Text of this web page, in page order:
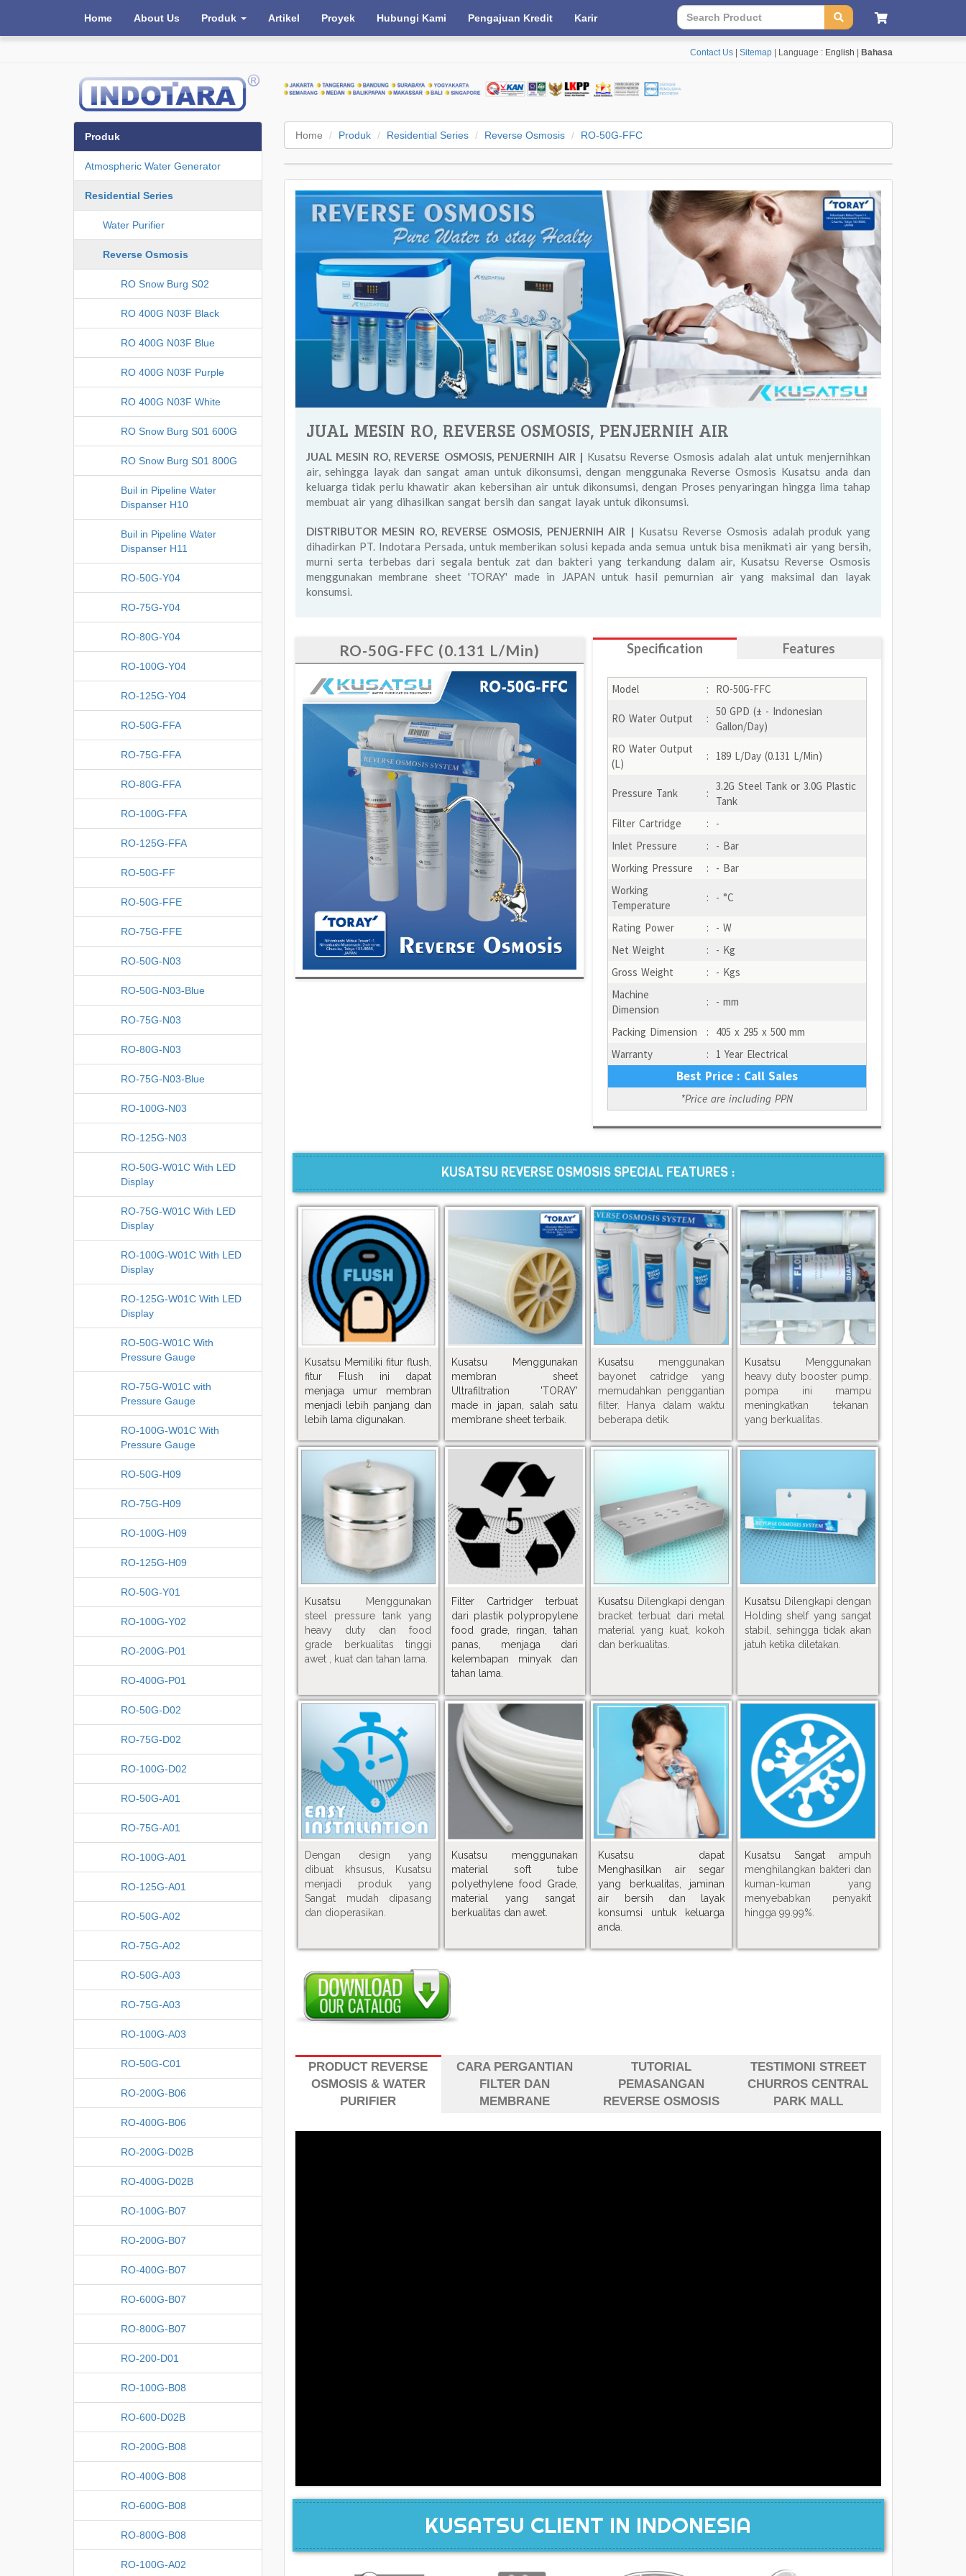
Contact Us Sitemap | Language : English Bahasa
Home About Us Produk Artikel Proyek Hubungi Kami Pengajuan Kredit Karir
Home Produk Residential Series Reverse Osmosis RO-50G-FFC
JUAL MESIN RO, REVERSE OSMOSIS, PENJERNIH AIR
JUAL MESIN RO, REVERSE OSMOSIS, PENJERNIH AIR | Kusatsu Reverse Osmosis adalah alat untuk menjernihkan
air, sehingga layak dan sangat aman untuk dikonsumsi, dengan menggunaka Reverse Osmosis Kusatsu anda dan
keluarga tidak perlu khawatir akan kebersihan air untuk dikonsumsi, dengan Proses penyaringan hingga lima tahap
membuat air yang dihasilkan sangat bersih dan sangat layak untuk dikonsumsi.
DISTRIBUTOR MESIN RO, REVERSE OSMOSIS, PENJERNIH AIR | Kusatsu Reverse Osmosis adalah produk yang
dihadirkan PT. Indotara Persada, untuk memberikan solusi kepada anda semua untuk bisa menikmati air yang bersih,
murni serta terbebas dari segala bentuk zat dan bakteri yang terkandung dalam air, Kusatsu Reverse Osmosis
menggunakan membrane sheet 'TORAY' made in JAPAN untuk hasil pemurnian air yang maksimal dan layak
konsumsi.
RO-50G-FFC (0.131 L/Min) Specification Features
Model : RO-50G-FFC
RO Water Output :
50 GPD (± - Indonesian
Gallon/Day)
RO Water Output
(L)
: 189 L/Day (0.131 L/Min)
Pressure Tank :
3.2G Steel Tank or 3.0G Plastic
Tank
Filter Cartridge
:
-
Inlet Pressure
:
- Bar
Working Pressure
:
- Bar
Working
Temperature
: - °C
Rating Power :
- W
Net Weight
:
- Kg
Gross Weight
:
- Kgs
Machine
Dimension
: - mm
Packing Dimension :
405 x 295 x 500 mm
Warranty
: 1 Year Electrical
Best Price : Call Sales
*Price are including PPN
KUSATSU REVERSE OSMOSIS SPECIAL FEATURES :
Kusatsu Memiliki fitur flush,
fitur Flush ini dapat
menjaga umur membran
menjadi lebih panjang dan
lebih lama digunakan.
Kusatsu Menggunakan
membran sheet
Ultrafiltration 'TORAY'
made in japan, salah satu
membrane sheet terbaik.
Kusatsu menggunakan
bayonet catridge yang
memudahkan penggantian
filter. Hanya dalam waktu
beberapa detik.
Kusatsu Menggunakan
heavy duty booster pump.
pompa ini mampu
meningkatkan tekanan
yang berkualitas.
Kusatsu Menggunakan
steel pressure tank yang
heavy duty dan food
grade berkualitas tinggi
awet , kuat dan tahan lama.
Filter Cartridger terbuat
dari plastik polypropylene
food grade, ringan, tahan
panas, menjaga dari
kelembapan minyak dan
tahan lama.
Kusatsu Dilengkapi dengan
bracket terbuat dari metal
material yang kuat, kokoh
dan berkualitas.
Kusatsu Dilengkapi dengan
Holding shelf yang sangat
stabil, sehingga tidak akan
jatuh ketika diletakan.
Dengan design yang
dibuat khsusus, Kusatsu
menjadi produk yang
Sangat mudah dipasang
dan dioperasikan.
Kusatsu menggunakan
material soft tube
polyethylene food Grade,
material yang sangat
berkualitas dan awet.
Kusatsu dapat
Menghasilkan air segar
yang berkualitas, jaminan
air bersih dan layak
konsumsi untuk keluarga
anda.
Kusatsu Sangatampuh
menghilangkan bakteri dan
kuman-kuman yang
menyebabkan penyakit
hingga 99.99%.
PRODUCT REVERSE
OSMOSIS & WATER
PURIFIER
CARA PERGANTIAN
FILTER DAN
MEMBRANE
TUTORIAL
PEMASANGAN
REVERSE OSMOSIS
TESTIMONI STREET
CHURROS CENTRAL
PARK MALL
KUSATSU CLIENT IN INDONESIA
Produk
Atmospheric Water Generator
Residential Series
Water Purifier
Reverse Osmosis
RO Snow Burg S02
RO 400G N03F Black
RO 400G N03F Blue
RO 400G N03F Purple
RO 400G N03F White
RO Snow Burg S01 600G
RO Snow Burg S01 800G
Buil in Pipeline Water
Dispanser H10
Buil in Pipeline Water
Dispanser H11
RO-50G-Y04
RO-75G-Y04
RO-80G-Y04
RO-100G-Y04
RO-125G-Y04
RO-50G-FFA
RO-75G-FFA
RO-80G-FFA
RO-100G-FFA
RO-125G-FFA
RO-50G-FF
RO-50G-FFE
RO-75G-FFE
RO-50G-N03
RO-50G-N03-Blue
RO-75G-N03
RO-80G-N03
RO-75G-N03-Blue
RO-100G-N03
RO-125G-N03
RO-50G-W01C With LED
Display
RO-75G-W01C With LED
Display
RO-100G-W01C With LED
Display
RO-125G-W01C With LED
Display
RO-50G-W01C With
Pressure Gauge
RO-75G-W01C with
Pressure Gauge
RO-100G-W01C With
Pressure Gauge
RO-50G-H09
RO-75G-H09
RO-100G-H09
RO-125G-H09
RO-50G-Y01
RO-100G-Y02
RO-200G-P01
RO-400G-P01
RO-50G-D02
RO-75G-D02
RO-100G-D02
RO-50G-A01
RO-75G-A01
RO-100G-A01
RO-125G-A01
RO-50G-A02
RO-75G-A02
RO-50G-A03
RO-75G-A03
RO-100G-A03
RO-50G-C01
RO-200G-B06
RO-400G-B06
RO-200G-D02B
RO-400G-D02B
RO-100G-B07
RO-200G-B07
RO-400G-B07
RO-600G-B07
RO-800G-B07
RO-200-D01
RO-100G-B08
RO-600-D02B
RO-200G-B08
RO-400G-B08
RO-600G-B08
RO-800G-B08
RO-100G-A02